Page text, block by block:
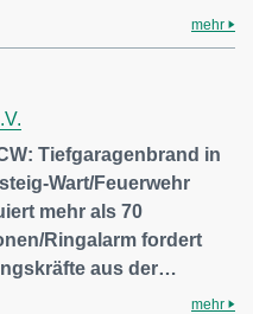
mehr
Tiefgaragenbrand in
Wart/Feuerwehr
mehr als 70
Ringalarm fordert
aus der…
mehr